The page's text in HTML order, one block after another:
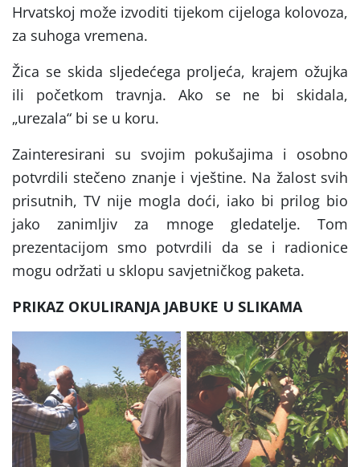
Hrvatskoj može izvoditi tijekom cijeloga kolovoza,
za suhoga vremena.
Žica se skida sljedećega proljeća, krajem ožujka
ili početkom travnja. Ako se ne bi skidala,
„urezala“ bi se u koru.
Zainteresirani su svojim pokušajima i osobno
potvrdili stečeno znanje i vještine. Na žalost svih
prisutnih, TV nije mogla doći, iako bi prilog bio
jako zanimljiv za mnoge gledatelje. Tom
prezentacijom smo potvrdili da se i radionice
mogu održati u sklopu savjetničkog paketa.
PRIKAZ OKULIRANJA JABUKE U SLIKAMA